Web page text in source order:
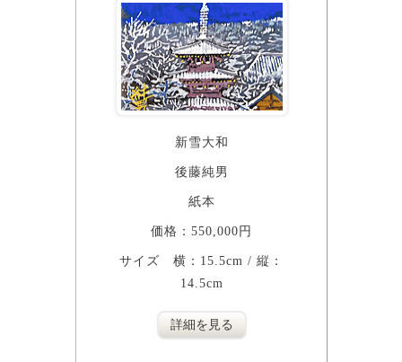
新雪大和
後藤純男
紙本
価格：550,000円
サイズ 横：15.5cm / 縦：
14.5cm
詳細を見る